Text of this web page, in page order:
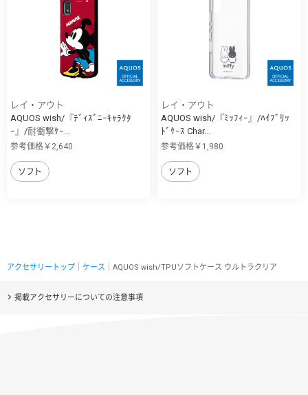
レイ・アウト
AQUOS wish/『ﾃﾞｨｽﾞﾆｰｷｬﾗｸﾀ
ｰ』/耐衝撃ｹｰ...
参考価格￥2,640
ソフト
レイ・アウト
AQUOS wish/『ﾐｯﾌｨｰ』/ﾊｲﾌﾞﾘｯ
ﾄﾞｹｰｽ Char...
参考価格￥1,980
ソフト
アクセサリートップ ケース ｜AQUOS wish/TPUソフトケース ウルトラクリア
掲載アクセサリーについての注意事項